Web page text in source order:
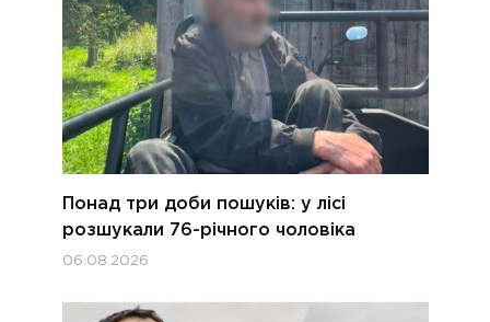
Понад три доби пошуків: у лісі
розшукали 76-річного чоловіка
06.08.2026